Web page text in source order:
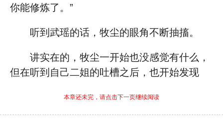
你能修炼了。”
听到武瑶的话，牧尘的眼角不断抽搐。
讲实在的，牧尘一开始也没感觉有什么，
但在听到自己二姐的吐槽之后，也开始发现
本章还未完，请点击下一页继续阅读